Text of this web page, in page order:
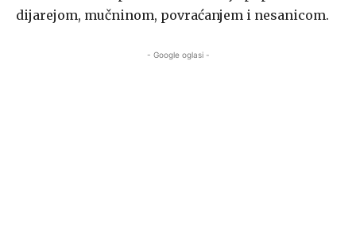
dijarejom, mučninom, povraćanjem i nesanicom.
- Google oglasi -